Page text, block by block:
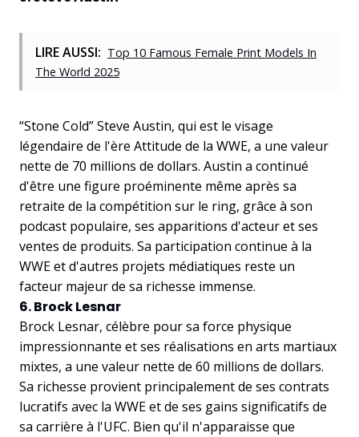
LIRE AUSSI: Top 10 Famous Female Print Models In
The World 2025
“Stone Cold” Steve Austin, qui est le visage
légendaire de l'ère Attitude de la WWE, a une valeur
nette de 70 millions de dollars. Austin a continué
d'être une figure proéminente même après sa
retraite de la compétition sur le ring, grâce à son
podcast populaire, ses apparitions d'acteur et ses
ventes de produits. Sa participation continue à la
WWE et d'autres projets médiatiques reste un
facteur majeur de sa richesse immense.
6. Brock Lesnar
Brock Lesnar, célèbre pour sa force physique
impressionnante et ses réalisations en arts martiaux
mixtes, a une valeur nette de 60 millions de dollars.
Sa richesse provient principalement de ses contrats
lucratifs avec la WWE et de ses gains significatifs de
sa carrière à l'UFC. Bien qu'il n'apparaisse que